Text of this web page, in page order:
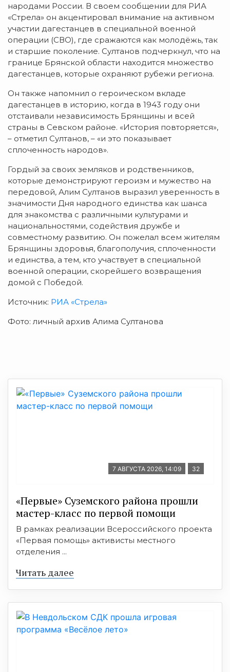
народами России. В своем сообщении для РИА
«Стрела» он акцентировал внимание на активном
участии дагестанцев в специальной военной
операции (СВО), где сражаются как молодёжь, так
и старшие поколение. Султанов подчеркнул, что на
границе Брянской области находится множество
дагестанцев, которые охраняют рубежи региона.
Он также напомнил о героическом вкладе
дагестанцев в историю, когда в 1943 году они
отстаивали независимость Брянщины и всей
страны в Севском районе. «История повторяется»,
– отметил Султанов, – «и это показывает
сплоченность народов».
Гордый за своих земляков и родственников,
которые демонстрируют героизм и мужество на
передовой, Алим Султанов выразил уверенность в
значимости Дня народного единства как шанса
для знакомства с различными культурами и
национальностями, содействия дружбе и
совместному развитию. Он пожелал всем жителям
Брянщины здоровья, благополучия, сплоченности
и единства, а тем, кто участвует в специальной
военной операции, скорейшего возвращения
домой с Победой.
Источник: РИА «Стрела»
Фото: личный архив Алима Султанова
7 АВГУСТА 2026, 14:09 32
«Первые» Суземского района прошли
мастер-класс по первой помощи
В рамках реализации Всероссийского проекта
«Первая помощь» активисты местного
отделения ...
Читать далее